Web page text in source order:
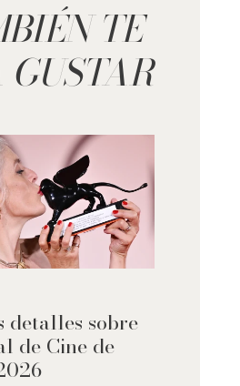
TE
GUSTAR
detalles sobre
de Cine de